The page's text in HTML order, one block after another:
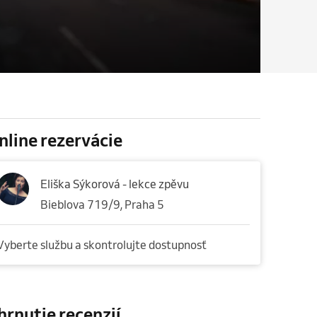
rezervácie
Eliška Sýkorová - lekce zpěvu
Bieblova 719/9, Praha 5
službu a skontrolujte dostupnosť